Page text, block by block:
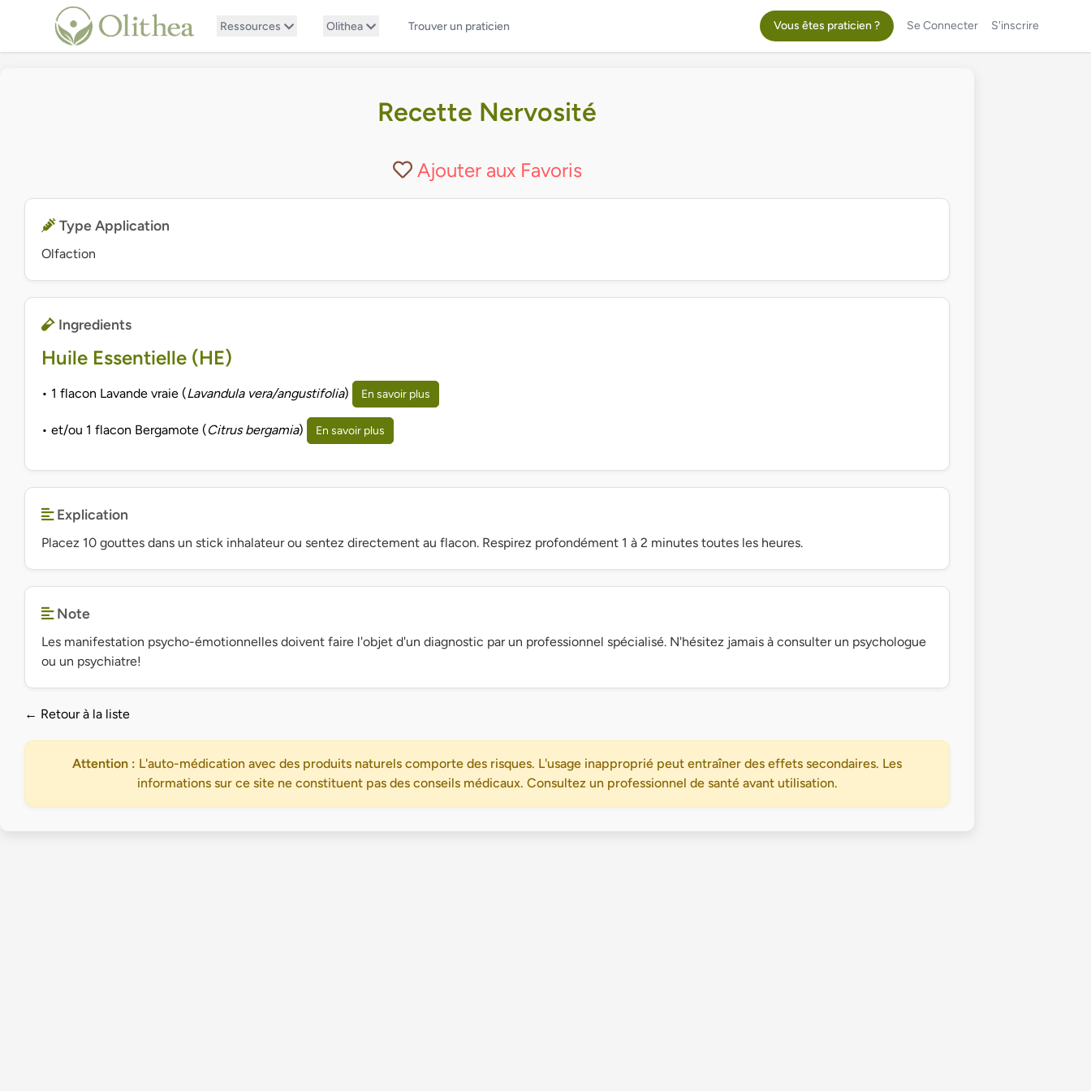
Ressources Olithea Trouver un praticien Vous êtes praticien ? Se Connecter S'inscrire
Recette Nervosité
Ajouter aux Favoris
Type Application
Olfaction
Ingredients
Huile Essentielle (HE)
• 1 flacon Lavande vraie (Lavandula vera/angustifolia) En savoir plus
• et/ou 1 flacon Bergamote (Citrus bergamia) En savoir plus
Explication
Placez 10 gouttes dans un stick inhalateur ou sentez directement au flacon. Respirez profondément 1 à 2 minutes toutes les heures.
Note
Les manifestation psycho-émotionnelles doivent faire l'objet d'un diagnostic par un professionnel spécialisé. N'hésitez jamais à consulter un psychologue
ou un psychiatre!
← Retour à la liste
Attention : L'auto-médication avec des produits naturels comporte des risques. L'usage inapproprié peut entraîner des effets secondaires. Les
informations sur ce site ne constituent pas des conseils médicaux. Consultez un professionnel de santé avant utilisation.